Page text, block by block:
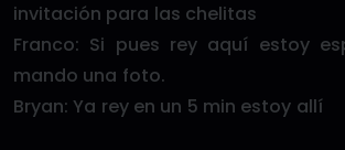
invitación para las chelitas
Franco: Si pues rey aquí estoy
mando una foto.
Bryan: Ya rey en un 5 min estoy allí